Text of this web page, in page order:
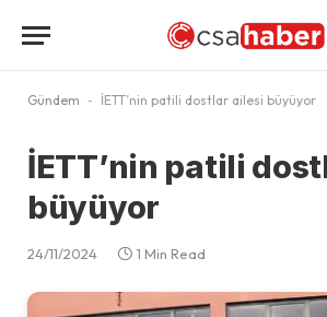
Gündem - İETT’nin patili dostlar ailesi büyüyor
İETT’nin patili
büyüyor
24/11/2024 1 Min Read